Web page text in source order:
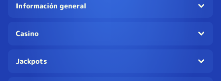
Información general
Casino
Jackpots